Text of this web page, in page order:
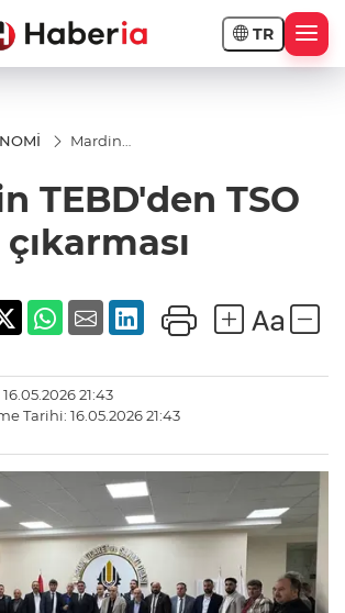
TR
Mardin
çıkarması
TEBD'den TSO
çıkarması
21:43
Tarihi: 16.05.2026 21:43